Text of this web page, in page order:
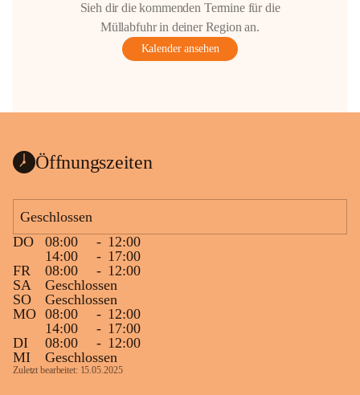
Sieh dir die kommenden Termine für die
Müllabfuhr in deiner Region an.
Kalender ansehen
Öffnungszeiten
Geschlossen
DO
08:00 - 12:00
14:00
- 17:00
FR
08:00 - 12:00
SA
Geschlossen
SO
Geschlossen
MO 08:00 - 12:00
14:00
- 17:00
DI
08:00 - 12:00
MI
Geschlossen
Zuletzt bearbeitet: 15.05.2025